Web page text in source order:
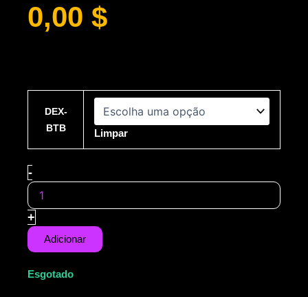
0,00 $
DEX-
BTB
Limpar
-
BULL
BOT
+
Adicionar
Esgotado